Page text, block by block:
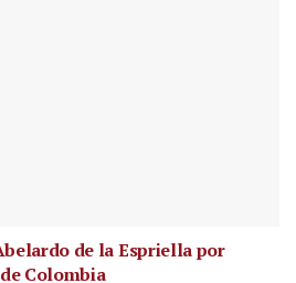
de la Espriella por
Colombia